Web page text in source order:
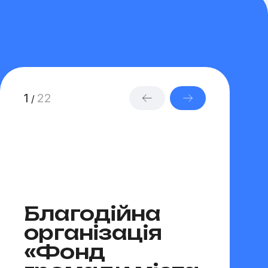
1 / 22
Благодійна
організація
«Фонд